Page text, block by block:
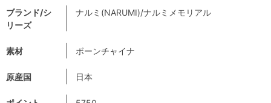
ブランド/シ
リーズ
ナルミ(NARUMI)/ナルミメモリアル
素材 ボーンチャイナ
原産国 日本